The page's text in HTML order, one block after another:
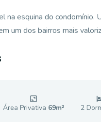
na esquina do condomínio.
um dos bairros mais
Área Privativa 69m² 2